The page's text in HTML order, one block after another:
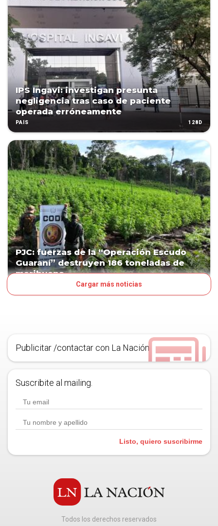
IPS Ingavi: investigan presunta
negligencia tras caso de paciente
operada erróneamente
PAÍS 128D
PJC: fuerzas de la “Operación Escudo
Guaraní” destruyen 186 toneladas de
marihuana
Cargar más noticias
Publicitar /contactar con La Nación
Suscribite al mailing.
Listo, quiero suscribirme
Todos los derechos reservados